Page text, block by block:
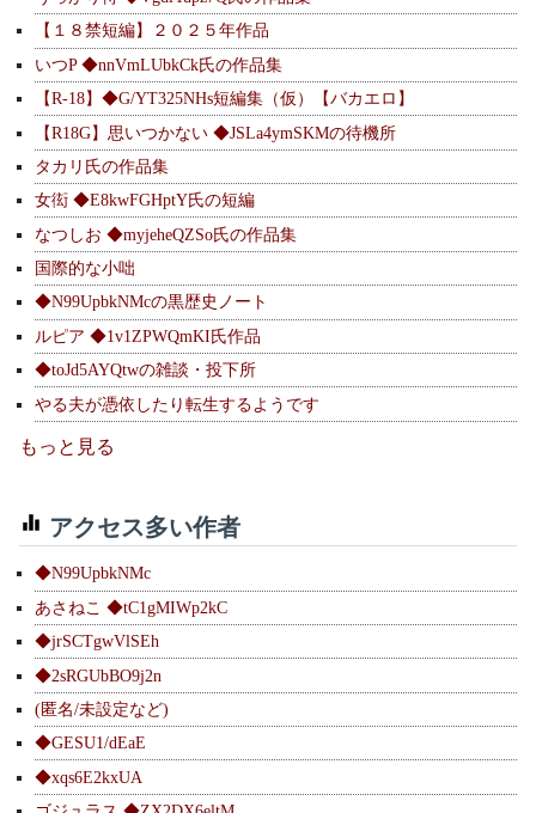
【１８禁短編】２０２５年作品
いつP ◆nnVmLUbkCk氏の作品集
【R-18】◆G/YT325NHs短編集（仮）【バカエロ】
【R18G】思いつかない ◆JSLa4ymSKMの待機所
タカリ氏の作品集
女衒 ◆E8kwFGHptY氏の短編
なつしお ◆myjeheQZSo氏の作品集
国際的な小咄
◆N99UpbkNMcの黒歴史ノート
ルピア ◆1v1ZPWQmKI氏作品
◆toJd5AYQtwの雑談・投下所
やる夫が憑依したり転生するようです
もっと見る
アクセス多い作者
◆N99UpbkNMc
あさねこ ◆tC1gMIWp2kC
◆jrSCTgwVlSEh
◆2sRGUbBO9j2n
(匿名/未設定など)
◆GESU1/dEaE
◆xqs6E2kxUA